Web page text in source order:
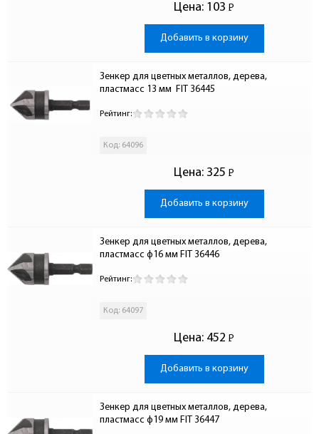
Цена: 103 Р
-
Добавить в корзину
Зенкер для цветных металлов, дерева,
пластмасс 13 мм  FIT 36445
Рейтинг:
Код: 64096
Цена: 325 Р
-
Добавить в корзину
Зенкер для цветных металлов, дерева,
пластмасс ф16 мм FIT 36446
Рейтинг:
Код: 64097
Цена: 452 Р
-
Добавить в корзину
Зенкер для цветных металлов, дерева,
пластмасс ф19 мм FIT 36447